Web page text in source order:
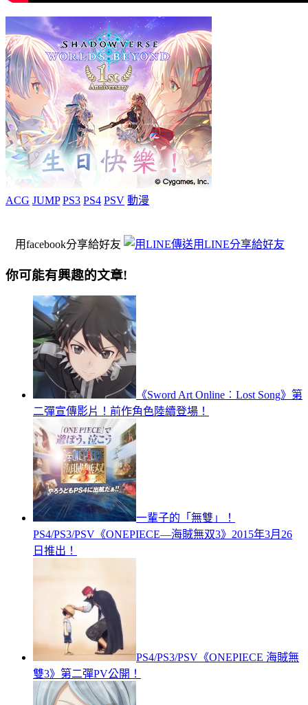
ACG JUMP PS3 PS4 PSV 動漫
用facebook分享給好友 用LINE分享給好友
你可能有興趣的文章!
《Sword Art Online︰Lost Song》第
二彈宣傳影片！前作角色陸續登場！
一輩子的「無雙」！
PS4/PS3/PSV《ONEPIECE—海賊無双3》2015年3月26
日推出！
PS4/PS3/PSV《ONEPIECE 海賊無
雙3》第二彈PV公開！